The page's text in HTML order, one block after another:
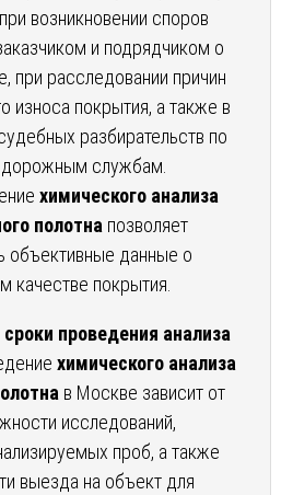
возникновении споров
и подрядчиком о
при расследовании причин
износа покрытия, а также в
разбирательств по
дорожным службам.
химического анализа
полотна позволяет
объективные данные о
качестве покрытия.
проведения анализа
химического анализа
в Москве зависит от
исследований,
проб, а также
выезда на объект для